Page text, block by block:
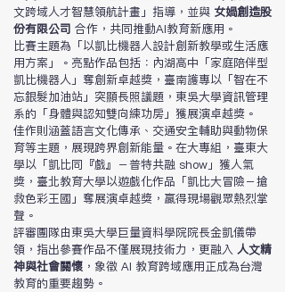
文跨域人才智慧領航計畫」指導，並與 女媧創造股
份有限公司 合作，共同推動AI教育新應用。
比賽主題為「以凱比機器人設計創新教學或生活應
用方案」。亮點作品包括：內湖高中「家庭陪伴型
凱比機器人」奪創新卓越獎，臺南護專以「智在不
忘銀髮加油站」突顯長照議題，東吳大學資訊管理
系的「身體與認知雙向練功房」獲展演卓越獎。
佳作則涵蓋語言文化傳承、交通安全輔助與動物保
育等主題，展現跨界創新能量。在大專組，臺東大
學以「凱比同『戲』－普特共融 show」獲人氣
獎，臺北教育大學以遊戲化作品「凱比大冒險－搶
救色彩王國」奪展演卓越獎，贏得現場觀眾熱烈掌
聲。
評審團隊由東吳大學巨量資料學院院長金凱儀帶
領，指出參賽作品不僅展現技術力，更融入 人文精
神與社會關懷 ，象徵 AI 教育跨域應用正成為台灣
教育的重要趨勢。